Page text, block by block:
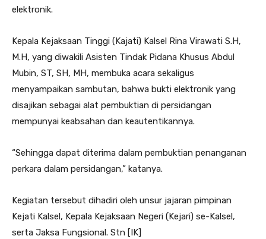
elektronik.
Kepala Kejaksaan Tinggi (Kajati) Kalsel Rina Virawati S.H,
M.H, yang diwakili Asisten Tindak Pidana Khusus Abdul
Mubin, ST, SH, MH, membuka acara sekaligus
menyampaikan sambutan, bahwa bukti elektronik yang
disajikan sebagai alat pembuktian di persidangan
mempunyai keabsahan dan keautentikannya.
“Sehingga dapat diterima dalam pembuktian penanganan
perkara dalam persidangan,” katanya.
Kegiatan tersebut dihadiri oleh unsur jajaran pimpinan
Kejati Kalsel, Kepala Kejaksaan Negeri (Kejari) se-Kalsel,
serta Jaksa Fungsional. Stn [IK]